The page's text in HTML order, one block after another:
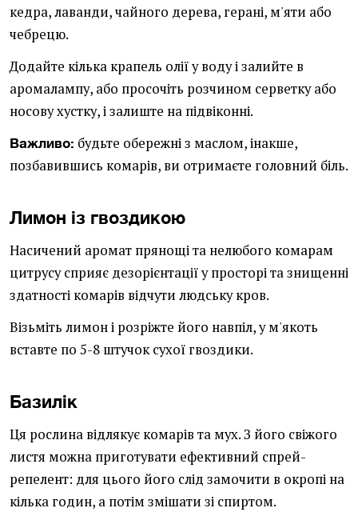
кедра, лаванди, чайного дерева, герані, м'яти або
чебрецю.
Додайте кілька крапель олії у воду і залийте в
аромалампу, або просочіть розчином серветку або
носову хустку, і залиште на підвіконні.
Важливо: будьте обережні з маслом, інакше,
позбавившись комарів, ви отримаєте головний біль.
Лимон із гвоздикою
Насичений аромат прянощі та нелюбого комарам
цитрусу сприяє дезорієнтації у просторі та знищенні
здатності комарів відчути людську кров.
Візьміть лимон і розріжте його навпіл, у м'якоть
вставте по 5-8 штучок сухої гвоздики.
Базилік
Ця рослина відлякує комарів та мух. З його свіжого
листя можна приготувати ефективний спрей-
репелент: для цього його слід замочити в окропі на
кілька годин, а потім змішати зі спиртом.